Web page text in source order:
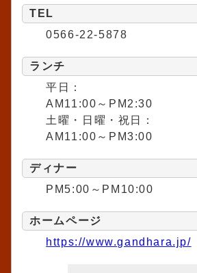
TEL
0566-22-5878
ランチ
平日：
AM11:00～PM2:30
土曜・日曜・祝日：
AM11:00～PM3:00
ディナー
PM5:00～PM10:00
ホームページ
https://www.gandhara.jp/